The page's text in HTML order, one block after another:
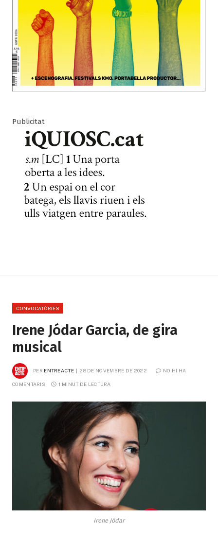
Publicitat
CONVOCATÒRIES
Irene Jódar Garcia, de gira
musical
PER ENTREACTE 28 DE NOVEMBRE DE 2022 NO HI HA
COMENTARIS 1 MINUT DE LECTURA
Irene Jódar